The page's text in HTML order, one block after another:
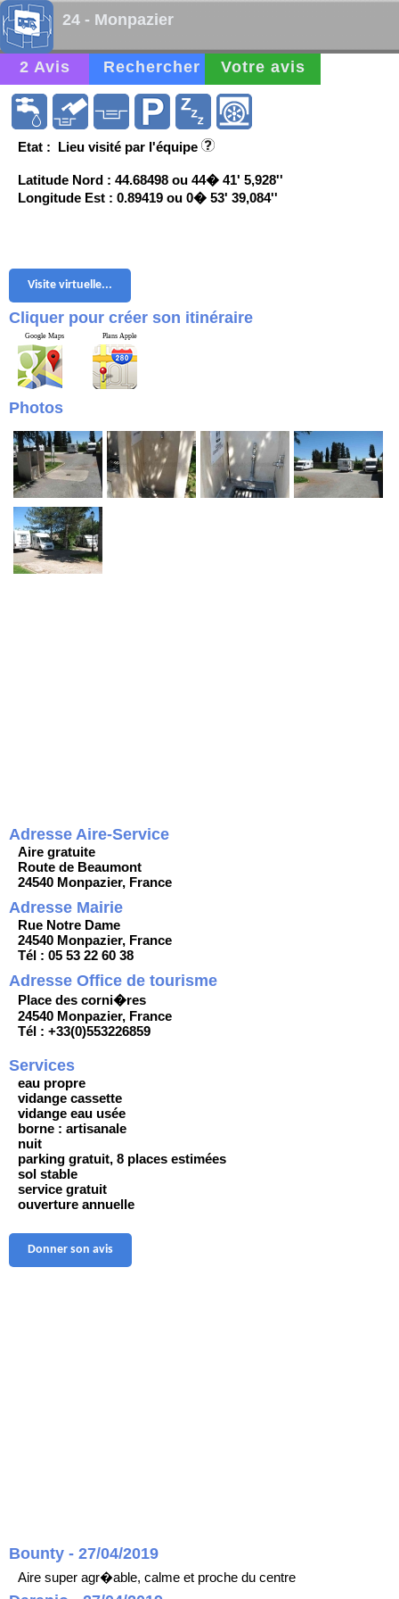
24 - Monpazier
2 Avis Rechercher Votre avis
Etat : Lieu visité par l'équipe
Latitude Nord : 44.68498 ou 44� 41' 5,928''
Longitude Est : 0.89419 ou 0� 53' 39,084''
Visite virtuelle...
Cliquer pour créer son itinéraire
Google Maps Plans Apple
Photos
Adresse Aire-Service
Aire gratuite
Route de Beaumont
24540 Monpazier, France
Adresse Mairie
Rue Notre Dame
24540 Monpazier, France
Tél : 05 53 22 60 38
Adresse Office de tourisme
Place des corni�res
24540 Monpazier, France
Tél : +33(0)553226859
Services
eau propre
vidange cassette
vidange eau usée
borne : artisanale
nuit
parking gratuit, 8 places estimées
sol stable
service gratuit
ouverture annuelle
Donner son avis
Bounty - 27/04/2019
Aire super agr�able, calme et proche du centre